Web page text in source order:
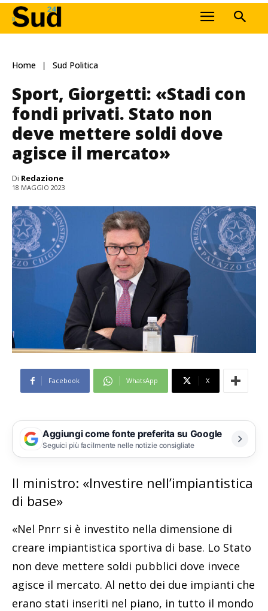
Home Sud Politica
Sport, Giorgetti: «Stadi con
fondi privati. Stato non
deve mettere soldi dove
agisce il mercato»
Di Redazione
18 MAGGIO 2023
Facebook WhatsApp X
Aggiungi come fonte preferita su Google
Seguici più facilmente nelle notizie consigliate
Il ministro: «Investire nell’impiantistica
di base»
«Nel Pnrr si è investito nella dimensione di
creare impiantistica sportiva di base. Lo Stato
non deve mettere soldi pubblici dove invece
agisce il mercato. Al netto dei due impianti che
erano stati inseriti nel piano, in tutto il mondo